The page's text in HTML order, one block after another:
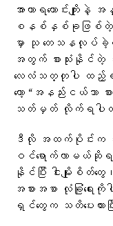
အာဟာရကောင်းက
စနစ်နှစ်ခုဖြစ်တဲ့
မှာ သု တေသနလုပ်ခဲ့တဲ့ င
အတွက် စားသုံးနိုင်တဲ့
လေလံသတ္တုပါ ထည့်စဉ်
တော့ “အနည်းငယ်သာ
သတ်မှတ် လိုက်ရပါ
ဒီလို အထက်ပိုင်းက
ဝင်ရောက်လာမယ်ဆို
နိုင်ပြီး ငါးမျိုးစိတ်
အစားအစာ လုံခြုံရ
ရှင်တွေက သတိပေးထား